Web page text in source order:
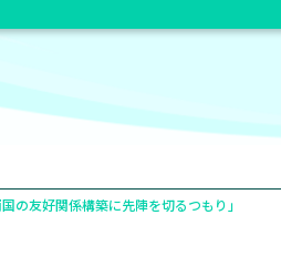
の友好関係構築に先陣を切るつもり」